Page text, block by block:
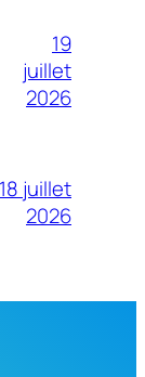
19
juillet
2026
18 juillet
2026